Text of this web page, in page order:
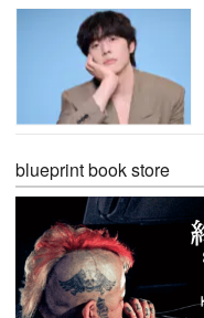
blueprint book store